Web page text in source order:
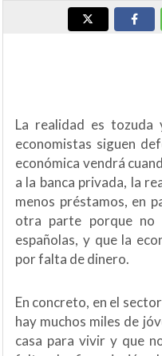
La realidad es
economistas siguen
económica vendrá
a la banca privada, la
menos préstamos, en
otra parte porque no
españolas, y que la
por falta de dinero.
En concreto, en el
hay muchos miles de
casa para vivir y que